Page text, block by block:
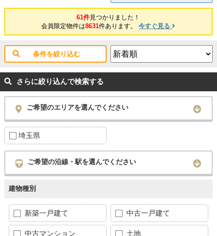
61件見つかりました！
会員限定物件は8631件あります。今すぐ見る
条件を絞り込む
さらに絞り込んで検索する
ご希望のエリアを選んでください
埼玉県
ご希望の沿線・駅を選んでください
建物種別
新築一戸建て 中古一戸建て
中古マンション 土地